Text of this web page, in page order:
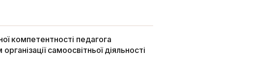
компетентності педагога
самоосвітньої діяльності